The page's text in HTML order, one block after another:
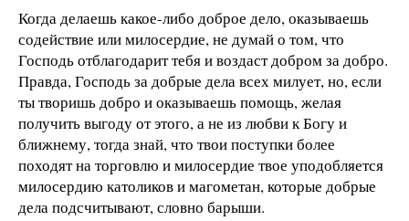
Когда делаешь какое-либо доброе дело, оказываешь
содействие или милосердие, не думай о том, что
Господь отблагодарит тебя и воздаст добром за добро.
Правда, Господь за добрые дела всех милует, но, если
ты творишь добро и оказываешь помощь, желая
получить выгоду от этого, а не из любви к Богу и
ближнему, тогда знай, что твои поступки более
походят на торговлю и милосердие твое уподобляется
милосердию католиков и магометан, которые добрые
дела подсчитывают, словно барыши.